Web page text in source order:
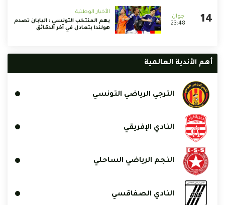
23:48
الأخبار الوطنية
يهم المنتخب التونسي : اليابان تصدم
هولندا بتعادل في آخر الدقائق
أهم الأندية العالمية
الترجي الرياضي التونسي
النادي الإفريقي
النجم الرياضي الساحلي
النادي الصفاقسي